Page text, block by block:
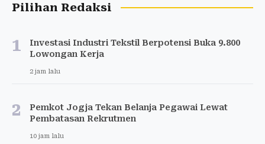
Pilihan Redaksi
1
Investasi Industri Tekstil Berpotensi Buka 9.800
Lowongan Kerja
2 jam lalu
2
Pemkot Jogja Tekan Belanja Pegawai Lewat
Pembatasan Rekrutmen
10 jam lalu